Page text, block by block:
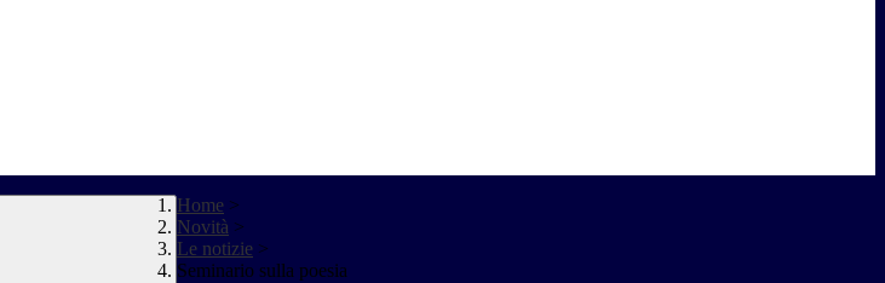
Home >
Novità >
Le notizie >
Seminario sulla poesia